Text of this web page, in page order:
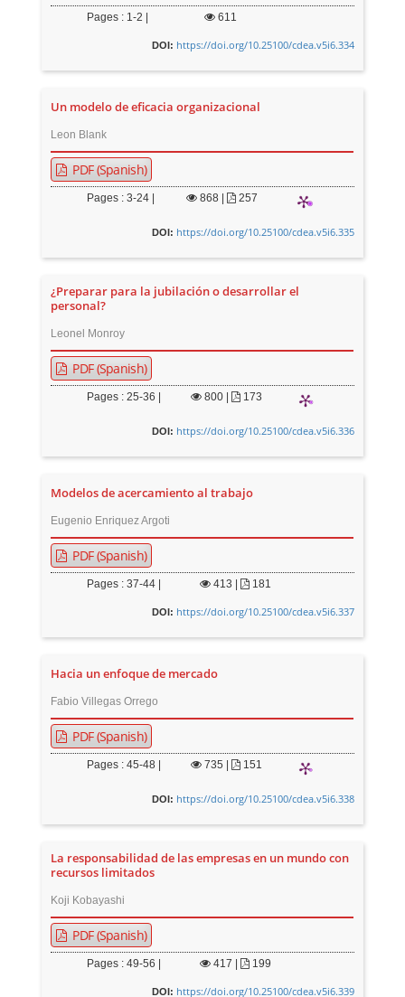
Pages : 1-2 | 611
DOI: https://doi.org/10.25100/cdea.v5i6.334
Un modelo de eficacia organizacional
Leon Blank
PDF (Spanish)
Pages : 3-24 | 868 257
DOI: https://doi.org/10.25100/cdea.v5i6.335
¿Preparar para la jubilación o desarrollar el
personal?
Leonel Monroy
PDF (Spanish)
Pages : 25-36 | 800| 173
DOI: https://doi.org/10.25100/cdea.v5i6.336
Modelos de acercamiento al trabajo
Eugenio Enriquez Argoti
PDF (Spanish)
Pages : 37-44 | 413 181
DOI: https://doi.org/10.25100/cdea.v5i6.337
Hacia un enfoque de mercado
Fabio Villegas Orrego
PDF (Spanish)
Pages : 45-48 | 735 151
DOI: https://doi.org/10.25100/cdea.v5i6.338
La responsabilidad de las empresas en un mundo con
recursos limitados
Koji Kobayashi
PDF (Spanish)
Pages : 49-56 | 417 199
DOI: https://doi.org/10.25100/cdea.v5i6.339